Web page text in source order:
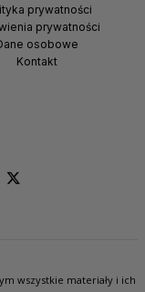
prywatności
prywatności
osobowe
Kontakt
wszystkie materiały i ich